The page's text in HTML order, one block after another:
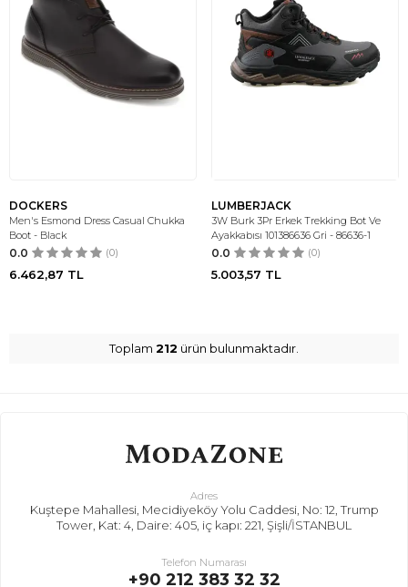
DOCKERS
Men's Esmond Dress Casual Chukka
Boot - Black
0.0 (0)
6.462,87 TL
LUMBERJACK
3W Burk 3Pr Erkek Trekking Bot Ve
Ayakkabısı 101386636 Gri - 86636-1
0.0 (0)
5.003,57 TL
Toplam 212 ürün bulunmaktadır.
Adres
Kuştepe Mahallesi, Mecidiyeköy Yolu Caddesi, No: 12, Trump
Tower, Kat: 4, Daire: 405, iç kapı: 221, Şişli/İSTANBUL
Telefon Numarası
+90 212 383 32 32